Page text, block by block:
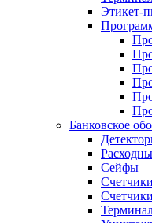
Этикет-
Банковское
Сейфы